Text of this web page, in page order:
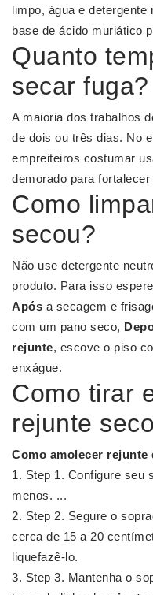
limpo, água e
base de ácido muriático
Quanto
secar fuga?
A maioria dos trabalhos
de dois ou três dias. No
empreiteiros costumar
demorado para
Como
secou?
Não use detergente
produto. Para isso
Após a secagem e
com um pano seco,
rejunte, escove o piso
enxágue.
Como tirar
rejunte
Como amolecer rejunte
Step 1. Configure seu
menos. ...
Step 2. Segure o
cerca de 15 a 20
liquefazê-lo.
Step 3. Mantenha o